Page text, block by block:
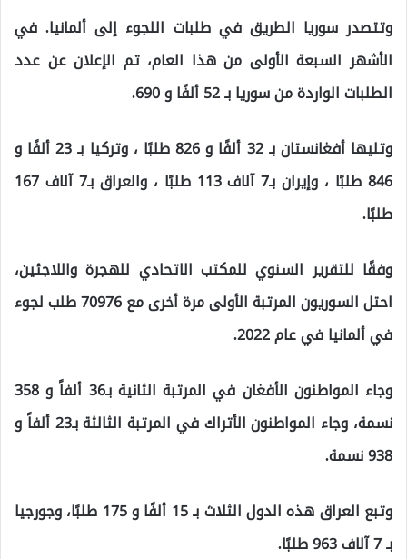
وتتصدر سوريا الطريق في طلبات اللجوء إلى ألمانيا. في
الأشهر السبعة الأولى من هذا العام، تم الإعلان عن عدد
الطلبات الواردة من سوريا بـ 52 ألفًا و 690.
وتليها أفغانستان بـ 32 ألفًا و 826 طلبًا ، وتركيا بـ 23 ألفًا و
846 طلبًا ، وإيران بـ7 آلاف 113 طلبًا ، والعراق بـ7 آلاف 167
طلبًا.
وفقًا للتقرير السنوي للمكتب الاتحادي للهجرة واللاجئين،
احتل السوريون المرتبة الأولى مرة أخرى مع 70976 طلب لجوء
في ألمانيا في عام 2022.
وجاء المواطنون الأفغان في المرتبة الثانية بـ36 ألفاً و 358
نسمة، وجاء المواطنون الأتراك في المرتبة الثالثة بـ23 ألفاً و
938 نسمة.
وتبع العراق هذه الدول الثلاث بـ 15 ألفًا و 175 طلبًا، وجورجيا
بـ 7 آلاف 963 طلبًا.